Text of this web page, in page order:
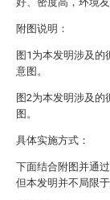
附图说明：
图1为本发明涉及
意图。
图2为本发明涉及
图。
具体实施方式：
下面结合附图并通
但本发明并不局限于